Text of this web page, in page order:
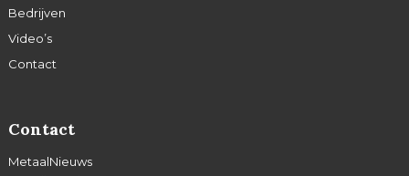
Bedrijven
Video’s
Contact
Contact
MetaalNieuws